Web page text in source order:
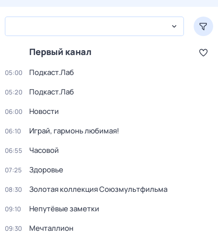
Первый канал
05:00 Подкаст.Лаб
05:20 Подкаст.Лаб
06:00 Новости
06:10 Играй, гармонь любимая!
06:55 Часовой
07:25 Здоровье
08:30 Золотая коллекция Союзмультфильма
09:10 Непутёвые заметки
09:30 Мечталлион